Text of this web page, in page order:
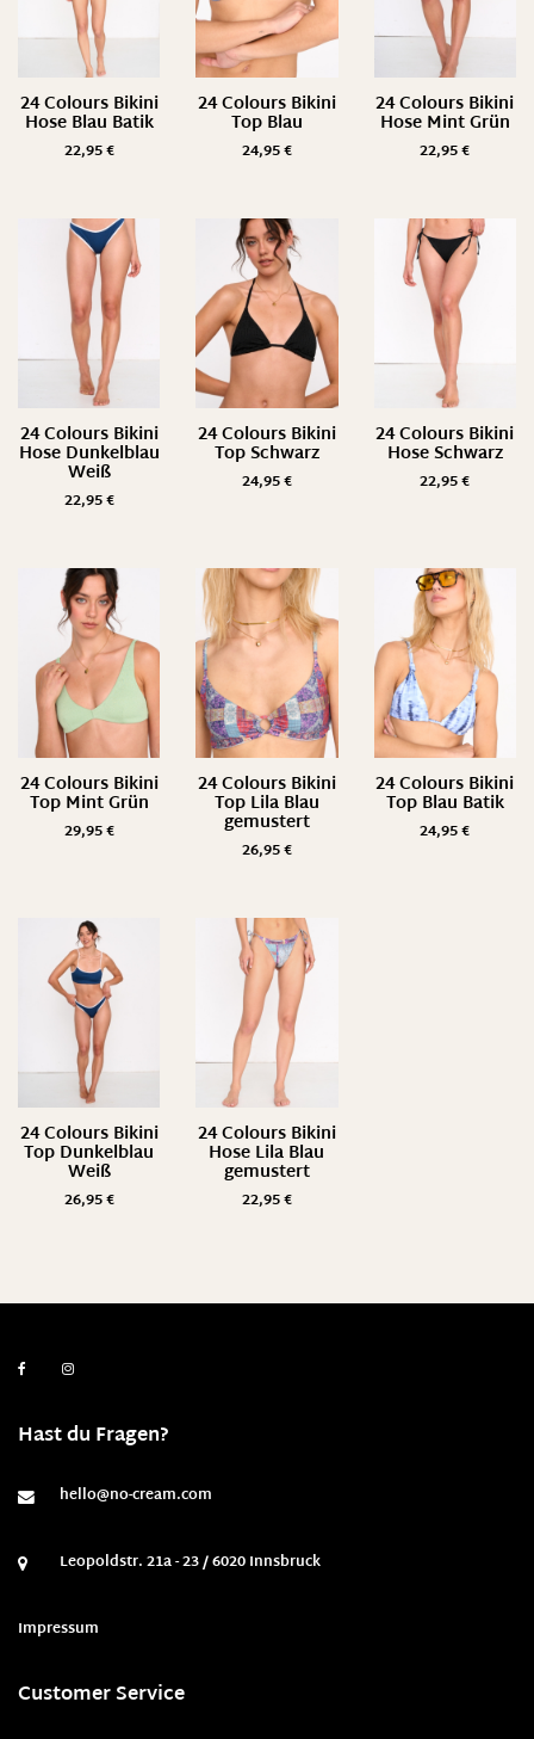
24 Colours Bikini
Hose Blau Batik
22,95€
24 Colours Bikini
Top Blau
24,95€
24 Colours Bikini
Hose Mint Grün
22,95€
24 Colours Bikini
Hose Dunkelblau
Weiß
22,95€
24 Colours Bikini
Top Schwarz
24,95€
24 Colours Bikini
Hose Schwarz
22,95€
24 Colours Bikini
Top Mint Grün
29,95€
24 Colours Bikini
Top Lila Blau
gemustert
26,95€
24 Colours Bikini
Top Blau Batik
24,95€
24 Colours Bikini
Top Dunkelblau
Weiß
26,95€
24 Colours Bikini
Hose Lila Blau
gemustert
22,95€
Hast du Fragen?
hello@no-cream.com
Leopoldstr. 21a - 23 / 6020 Innsbruck
Impressum
Customer Service